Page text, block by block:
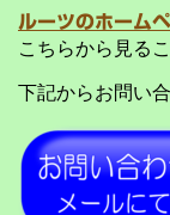
ルーツのホーム
こちらから見る
下記からお問い